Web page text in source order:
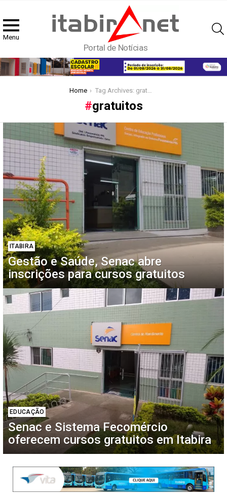
Menu
Portal de Notícias
Home Tag Archives: gratuitos
gratuitos
Latest
stories
ITABIRA
Gestão e Saúde, Senac abre
inscrições para cursos gratuitos
EDUCAÇÃO
Senac e Sistema Fecomércio
oferecem cursos gratuitos em Itabira